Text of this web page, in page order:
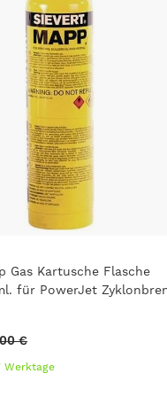
Gas Kartusche Flasche
für PowerJet
€
Werktage